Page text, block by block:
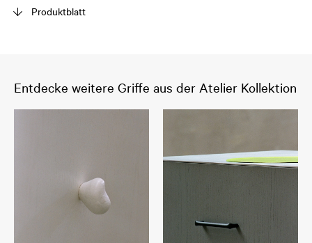
Produktblatt
Entdecke weitere Griffe aus der Atelier Kollektion